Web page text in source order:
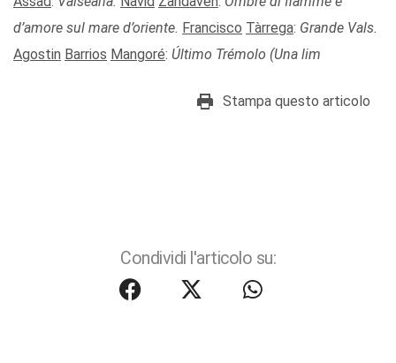
d’amore sul mare d’oriente. Francisco Tàrrega: Grande Vals.
Agostin Barrios Mangoré: Último Trémolo (Una lim
Stampa questo articolo
Condividi l'articolo su: